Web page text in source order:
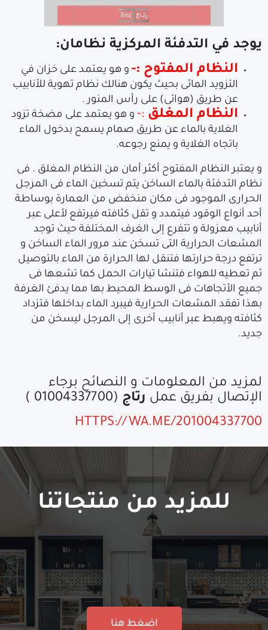
يوجد في التدفئة المركزية نظامان:
النظام المفتوح :- و هو يعتمد على خزان في
التزويد المائى بحيث يكون هنالك نظام تهوية للأنابيب
عن طريق (هوائى) على رأس المنور .
النظام المغلق :- و هو يعتمد على مضخة تزود
الغلاية بالماء عن طريق صمام يسمح بدخول الماء
باتجاه الغلاية و يمنع رجوعه.
و يعتبر النظام المفتوح أكثر أمان من النظام المغلق . فى
نظام التدفئة بالماء الساخن يتم تسخين الماء فى المرجل
الحرارى الموجود فى مكان منخفض من العمارة بوساطة
أحد أنواع الوقود فيتمدد و تقل كثافته فيرتفع لأعلى عبر
أنابيب معزولة و تتفرع إلى الغرف المختلفة حيث توجد
المشعات الحرارية التى تسخن عند مرور الماء الساخن و
ترتفع درجة حرارتها فتنقل لها الحرارة من الماء بالتوصيل
ثم تعطيه للهواء فتنشا تيارات الحمل كما تشعها فى
جميع الأتجاهات فى الوسط المحيط بها مما يدفئ الغرفة
بهذا تفقد المشعات الحرارية فيبرد الماء بداخلها فتزداد
كثافته ويهبط عبر أنابيب أخرى إلى المرجل ليسخن من
جديد.
لمزيد من المعلومات و النصائح برجاء
الإتصال بفريق عمل رتاج (01004337700 )
HTTPS://WA.ME/201004337700
للمزيد من منتجاتنا
اضغط هنا